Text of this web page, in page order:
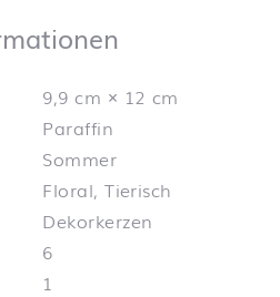
9,9 cm × 12 cm
Paraffin
Sommer
Floral, Tierisch
Dekorkerzen
6
1